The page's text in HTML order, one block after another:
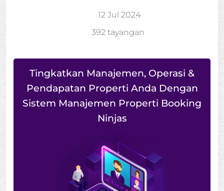
12 Jul 2024
392 tayangan
Tingkatkan Manajemen, Operasi &
Pendapatan Properti Anda Dengan
Sistem Manajemen Properti Booking
Ninjas